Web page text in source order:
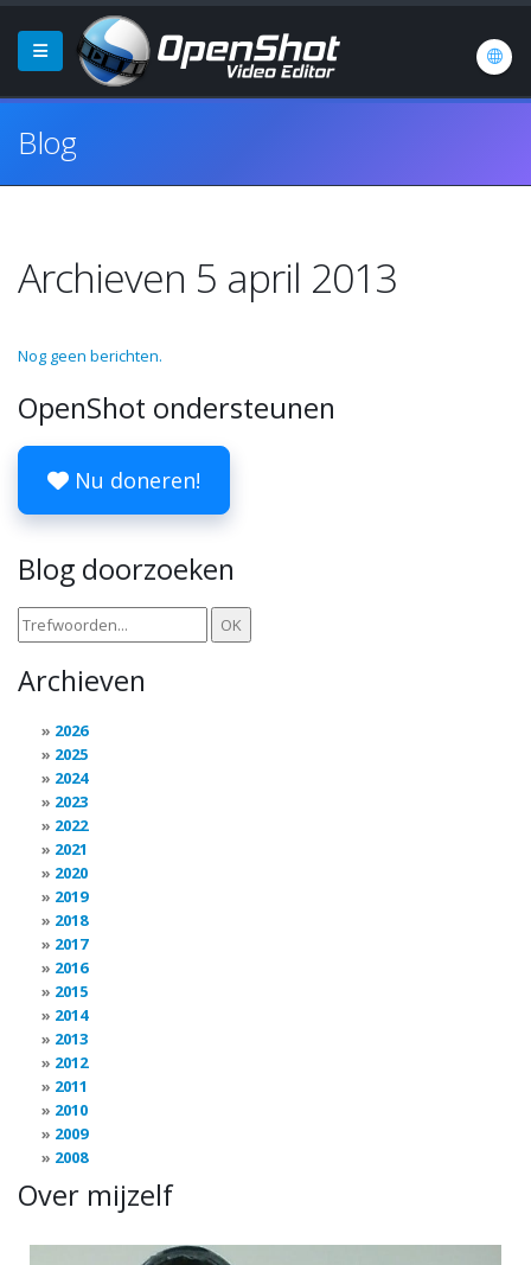
Blog
Archieven 5 april 2013
Nog geen berichten.
OpenShot ondersteunen
Nu doneren!
Blog doorzoeken
Archieven
2026
2025
2024
2023
2022
2021
2020
2019
2018
2017
2016
2015
2014
2013
2012
2011
2010
2009
2008
Over mijzelf